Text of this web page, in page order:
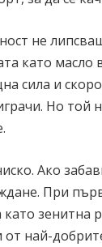
не
като
сила и
Но той
Ако
При
зенитна
най-